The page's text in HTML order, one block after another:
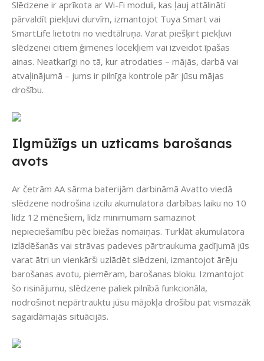
Slēdzene ir aprīkota ar Wi-Fi moduli, kas ļauj attālināti
pārvaldīt piekļuvi durvīm, izmantojot Tuya Smart vai
SmartLife lietotni no viedtālruņa. Varat piešķirt piekļuvi
slēdzenei citiem ģimenes locekļiem vai izveidot īpašas
ainas. Neatkarīgi no tā, kur atrodaties – mājās, darbā vai
atvaļinājumā – jums ir pilnīga kontrole pār jūsu mājas
drošību.
Ilgmūžīgs un uzticams barošanas
avots
Ar četrām AA sārma baterijām darbināmā Avatto viedā
slēdzene nodrošina izcilu akumulatora darbības laiku no 10
līdz 12 mēnešiem, līdz minimumam samazinot
nepieciešamību pēc biežas nomaiņas. Turklāt akumulatora
izlādēšanās vai strāvas padeves pārtraukuma gadījumā jūs
varat ātri un vienkārši uzlādēt slēdzeni, izmantojot ārēju
barošanas avotu, piemēram, barošanas bloku. Izmantojot
šo risinājumu, slēdzene paliek pilnībā funkcionāla,
nodrošinot nepārtrauktu jūsu mājokļa drošību pat vismazāk
sagaidāmajās situācijās.